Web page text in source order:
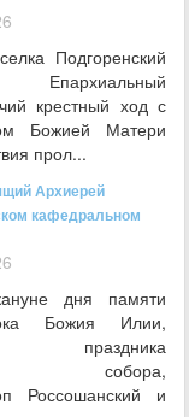
Подгоренский
Епархиальный
крестный ход с
Божией Матери
прол...
Архиерей
кафедральном
дня памяти
Божия Илии,
праздника
собора,
Россошанский и